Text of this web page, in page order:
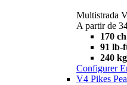
Multistrada
A partir de
170 ch
91 lb-
240 kg
Configurer
V4 Pikes